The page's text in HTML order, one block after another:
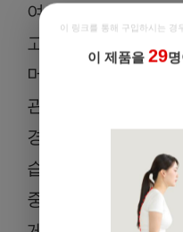
여전히 우리는 다
고 소통해야 합니
머물러 있다면 의
관계가 단절될 수
경에서의 소통 방
습니다. 상대방의
중하는 태도를 유
이 링크를 통해 구입하시는 경
이 제품을 29